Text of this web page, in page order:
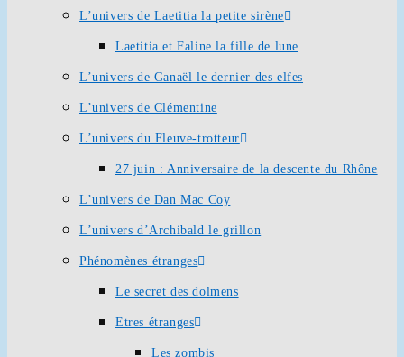
L’univers de Laetitia la petite sirène
Laetitia et Faline la fille de lune
L’univers de Ganaël le dernier des elfes
L’univers de Clémentine
L’univers du Fleuve-trotteur
27 juin : Anniversaire de la descente du Rhône
L’univers de Dan Mac Coy
L’univers d’Archibald le grillon
Phénomènes étranges
Le secret des dolmens
Etres étranges
Les zombis